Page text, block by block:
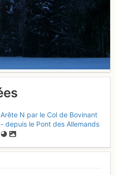
N par le Col de Bovinant
depuis le Pont des Allemands